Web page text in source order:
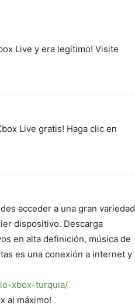
Live y era legítimo! Visite
Live gratis! Haga clic en
acceder a una gran variedad
dispositivo. Descarga
en alta definición, música de
es una conexión a internet y
xbox-turquia/
al máximo!